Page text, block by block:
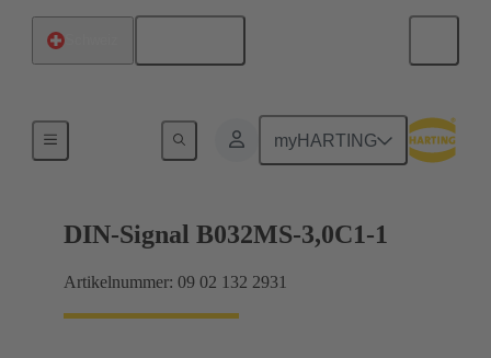
myHARTING
Motherboard-to-Daughtercard Verbindungen
DIN-Signal B032MS-3,0C1-1
Artikelnummer: 09 02 132 2931